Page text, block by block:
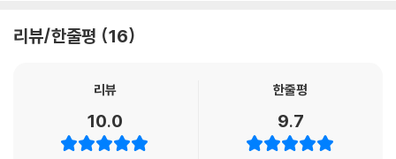
로 스스로가 불안해지도록 해석함으로써 미래에 일어날지도 모르는 안 좋
게 마음을 열어서 미움받았다고 느끼는 것보다 충격이 적고 그나마 더 나
--- p.70, 「내가 살아온 방식을 인정하라」 중에서
의문만 가득해지고 반복되는 문제들에 점점 지쳐 간다.
그러나 이 문제들의 원인은 생각보다 간단하다. 스스로를 지키기 위해서
다. 이 책에서는 방어 기제를 당신을 지켜 주는 의미에서 ‘기사’라고 부른
다. 이 기사는 당신을 외부의 상처로부터 필사적으로 지키기 위해 당신을
리뷰/한줄평 16
리뷰
10.0
한줄평
9.7